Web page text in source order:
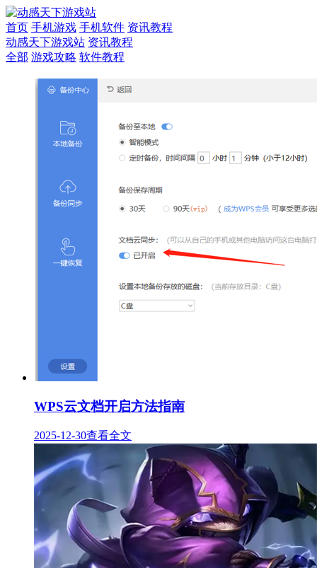
首页 手机游戏 手机软件 资讯教程
动感天下游戏站 资讯教程
全部 游戏攻略 软件教程
WPS云文档开启方法指南
2025-12-30查看全文